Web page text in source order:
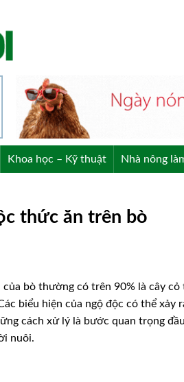
Khoa học – Kỹ thuật Nhà nông
thức ăn trên bò
bò thường có trên 90% là cây
biểu hiện của ngộ độc có thể xảy
cách xử lý là bước quan trọng
nuôi.